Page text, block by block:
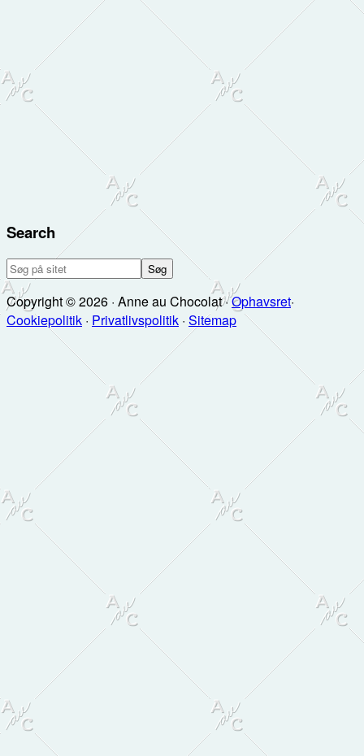
Search
Søg
på
sitet
Copyright © 2026 · Anne au Chocolat ·Ophavsret·
Cookiepolitik · Privatlivspolitik · Sitemap